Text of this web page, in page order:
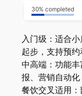
30% completed
入门级：适合
起步，支持预约
中高端：功能
报、营销自动化
餐饮交叉适用：